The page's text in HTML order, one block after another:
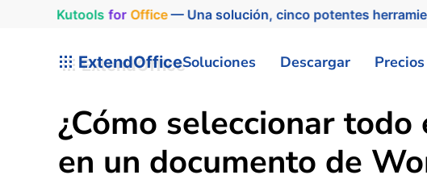
Kutools for Office— Una solución, cinco potentes
ExtendOfficeSoluciones Descargar Precios
¿Cómo seleccionar
en un documento de